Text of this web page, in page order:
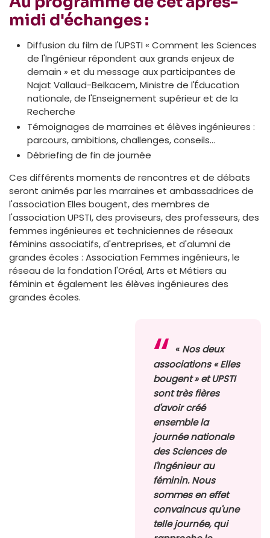
midi d'échanges :
Diffusion du film de l'UPSTI « Comment les Sciences
de l'Ingénieur répondent aux grands enjeux de
demain » et du message aux participantes de
Najat Vallaud-Belkacem, Ministre de l'Éducation
nationale, de l'Enseignement supérieur et de la
Recherche
Témoignages de marraines et élèves ingénieures :
parcours, ambitions, challenges, conseils…
Débriefing de fin de journée
Ces différents moments de rencontres et de débats
seront animés par les marraines et ambassadrices de
l'association Elles bougent, des membres de
l'association UPSTI, des proviseurs, des professeurs, des
femmes ingénieures et techniciennes de réseaux
féminins associatifs, d'entreprises, et d'alumni de
grandes écoles : Association Femmes ingénieurs, le
réseau de la fondation l'Oréal, Arts et Métiers au
féminin et également les élèves ingénieures des
grandes écoles.
« Nos deux
associations « Elles
bougent » et UPSTI
sont très fières
d'avoir créé
ensemble la
journée nationale
des Sciences de
l'Ingénieur au
féminin. Nous
sommes en effet
convaincus qu'une
telle journée, qui